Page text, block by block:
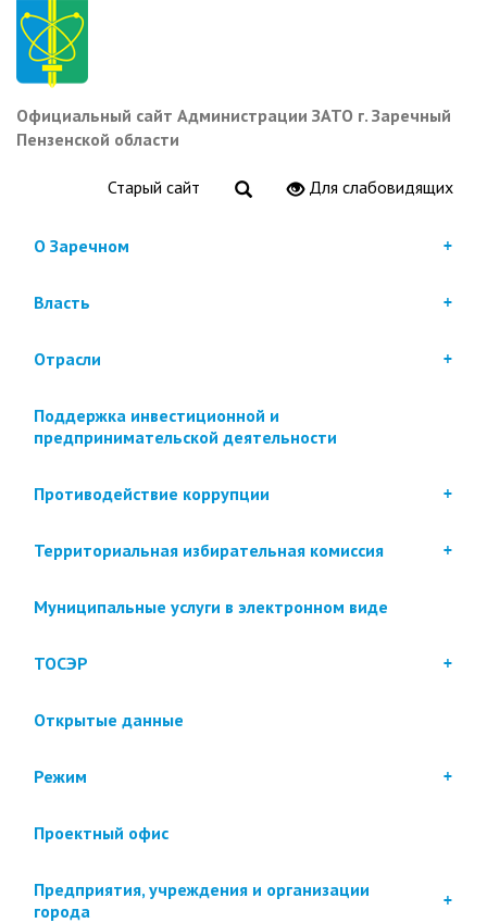
Перейти
основному
содержанию
Официальный сайт Администрации ЗАТО г. Заречный
Пензенской области
Старый сайт Для слабовидящих
О Заречном
Власть
Отрасли
Поддержка инвестиционной и
предпринимательской деятельности
Противодействие коррупции
Территориальная избирательная комиссия
Муниципальные услуги в электронном виде
ТОСЭР
Открытые данные
Режим
Проектный офис
Предприятия, учреждения и организации
города